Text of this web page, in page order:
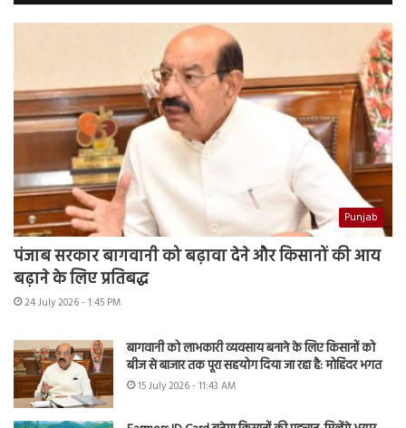
Punjab
पंजाब सरकार बागवानी को बढ़ावा देने और किसानों की आय
बढ़ाने के लिए प्रतिबद्ध
24 July 2026 - 1:45 PM
बागवानी को लाभकारी व्यवसाय बनाने के लिए किसानों को
बीज से बाजार तक पूरा सहयोग दिया जा रहा है: मोहिंदर भगत
15 July 2026 - 11:43 AM